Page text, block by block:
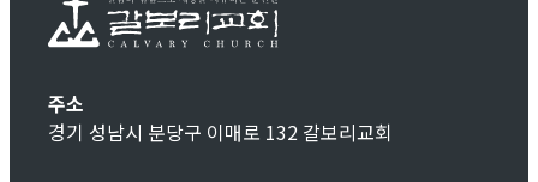
주소
경기 성남시 분당구 이매로 132 갈보리교회